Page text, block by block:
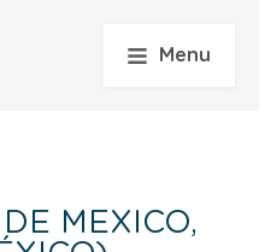
Menu
MEXICO,